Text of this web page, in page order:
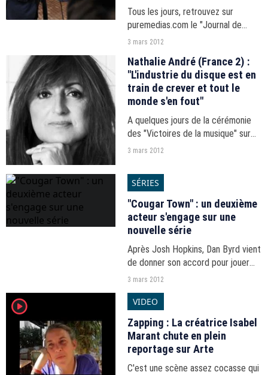
Tous les jours, retrouvez sur
puremedias.com le "Journal de
Campagne", en partenariat avec i-
3 mars 2012
Nathalie André (France 2) :
"L'industrie du disque est en
train de crever et tout le
monde s'en fout"
A quelques jours de la cérémonie
des "Victoires de la musique" sur
France 2, Nathalie André, directrice
divertissements fait ses pronostics
sur puremedias.com
3 mars 2012
SÉRIES
"Cougar Town" : un deuxième
acteur s'engage sur une
nouvelle série
Après Josh Hopkins, Dan Byrd vient
de donner son accord pour jouer
dans une nouvelle série. Une
l'avenir de "Cougar Town".
3 mars 2012
player2 VIDEO
Zapping : La créatrice Isabel
Marant chute en plein
reportage sur Arte
C'est une scène assez cocasse qui